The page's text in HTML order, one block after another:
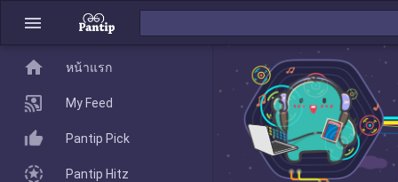
menu
home
home หน้าแรก
My Feed
Pantip Pick
Pantip Hitz